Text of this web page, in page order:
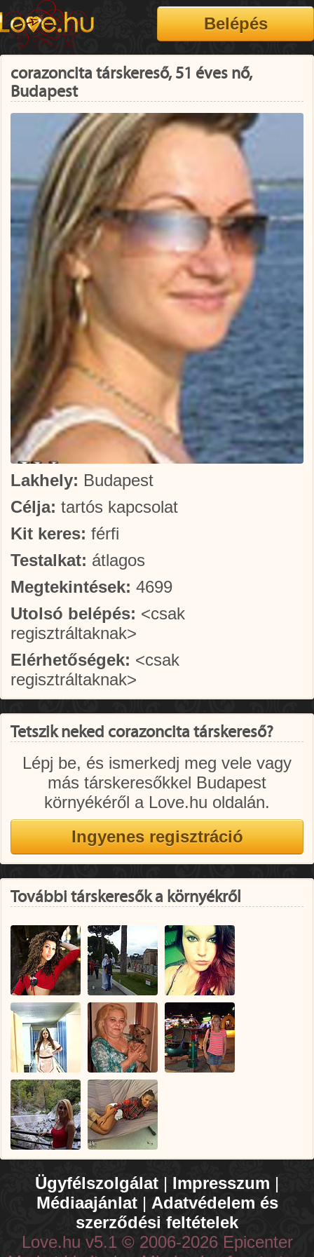
corazoncita társkereső, 51 éves nő,
Budapest
Lakhely: Budapest
Célja: tartós kapcsolat
Kit keres: férfi
Testalkat: átlagos
Megtekintések: 4699
Utolsó belépés: <csak
regisztráltaknak>
Elérhetőségek: <csak
regisztráltaknak>
Tetszik neked corazoncita társkereső?
Lépj be, és ismerkedj meg vele vagy
más társkeresőkkel Budapest
környékéről a Love.hu oldalán.
További társkeresők a környékről
Ügyfélszolgálat | Impresszum |
Médiaajánlat| Adatvédelem és
szerződési feltételek
Love.hu v5.1 © 2006-2026 Epicenter